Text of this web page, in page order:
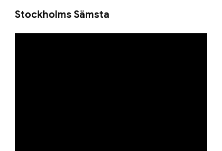
Stockholms Sämsta